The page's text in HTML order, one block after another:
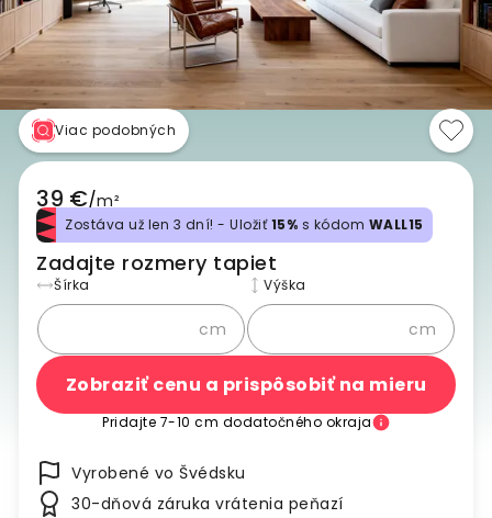
Viac podobných
39 €/m²
Zostáva už len 3 dní! - Uložiť15% s kódom WALL15
Zadajte rozmery tapiet
Šírka
cm
Výška
cm
Zobraziť cenu a prispôsobiť na mieru
Pridajte 7-10 cm dodatočného okraja
Vyrobené vo Švédsku
30-dňová záruka vrátenia peňazí